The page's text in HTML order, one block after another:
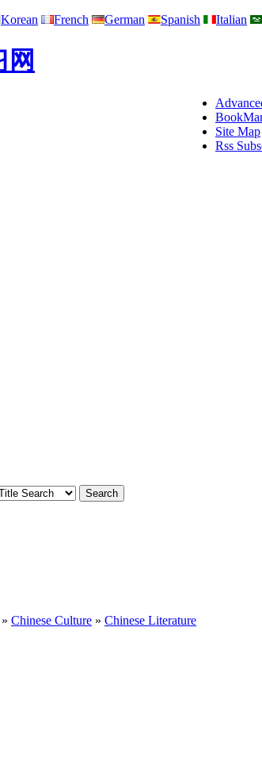
Korean French German Spanish Italian
Site Map
Rss
Search
» Chinese Culture » Chinese Literature